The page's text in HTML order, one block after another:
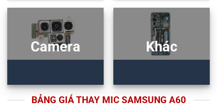
Camera Khác
BẢNG GIÁ THAY MIC SAMSUNG A60